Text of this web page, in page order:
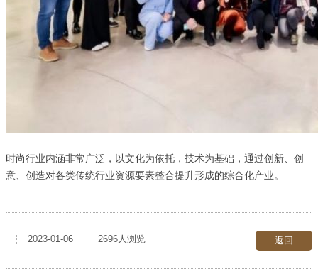
时尚行业内涵非常广泛，以文化为依托，技术为基础，通过创新、创
意、创造对各类传统行业资源要素整合提升形成的综合化产业。
返回
2023-01-06 2696人浏览